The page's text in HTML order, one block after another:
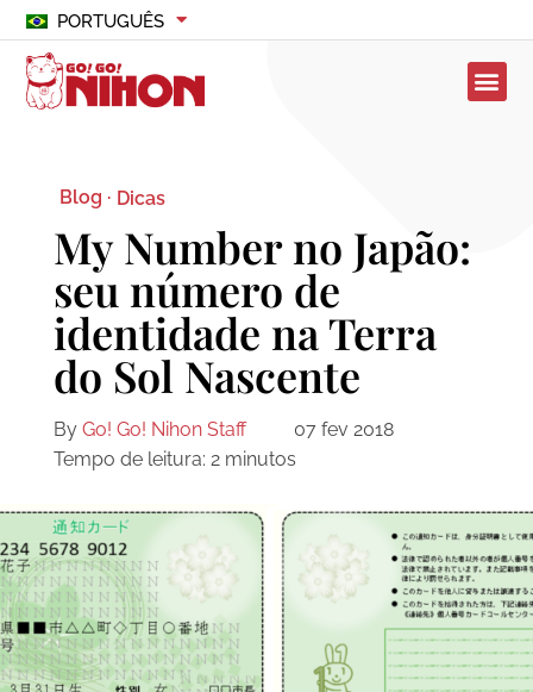
PORTUGUÊS
Blog · Dicas
My Number no Japão:
seu número de
identidade na Terra
do Sol Nascente
By Go! Go! Nihon Staff
07 fev 2018
Tempo de leitura: 2 minutos